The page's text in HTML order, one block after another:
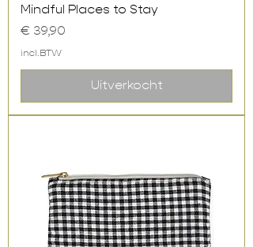
Mindful Places to Stay
Prijs
€ 39,90
incl.BTW
Uitverkocht